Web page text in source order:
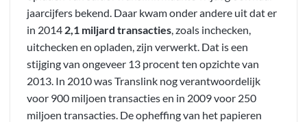
jaarcijfers bekend. Daar kwam onder andere uit dat er
in 2014 2,1 miljard transacties , zoals inchecken,
uitchecken en opladen, zijn verwerkt. Dat is een
stijging van ongeveer 13 procent ten opzichte van
2013. In 2010 was Translink nog verantwoordelijk
voor 900 miljoen transacties en in 2009 voor 250
miljoen transacties. De opheffing van het papieren